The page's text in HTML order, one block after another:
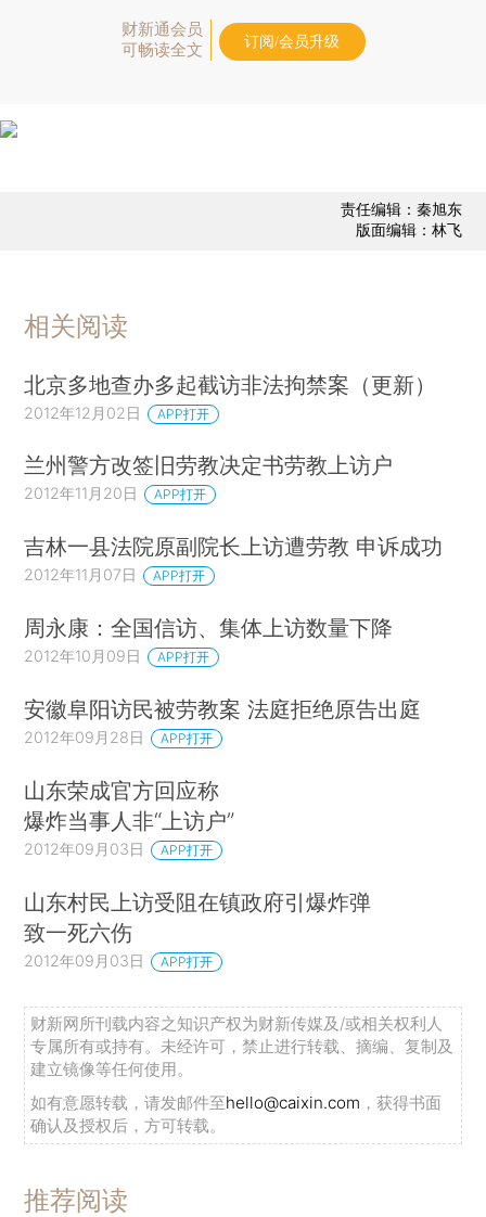
财新通会员
可畅读全文
订阅/会员升级
责任编辑：秦旭东
版面编辑：林飞
相关阅读
北京多地查办多起截访非法拘禁案（更新）
2012年12月02日 APP打开
兰州警方改签旧劳教决定书劳教上访户
2012年11月20日 APP打开
吉林一县法院原副院长上访遭劳教 申诉成功
2012年11月07日 APP打开
周永康：全国信访、集体上访数量下降
2012年10月09日 APP打开
安徽阜阳访民被劳教案 法庭拒绝原告出庭
2012年09月28日 APP打开
山东荣成官方回应称
爆炸当事人非“上访户”
2012年09月03日 APP打开
山东村民上访受阻在镇政府引爆炸弹
致一死六伤
2012年09月03日 APP打开
财新网所刊载内容之知识产权为财新传媒及/或相关权利人
专属所有或持有。未经许可，禁止进行转载、摘编、复制及
建立镜像等任何使用。
如有意愿转载，请发邮件至hello@caixin.com ，获得书面
确认及授权后，方可转载。
推荐阅读